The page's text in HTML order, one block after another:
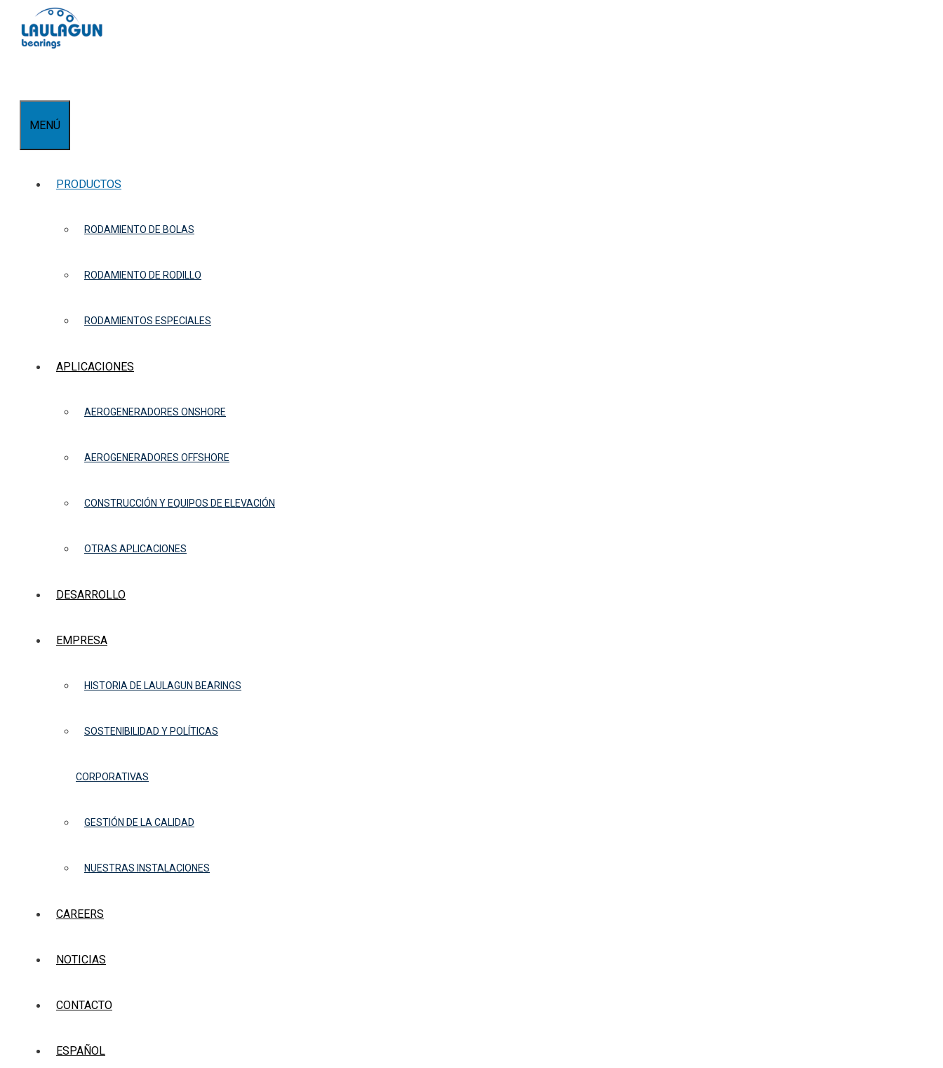
contenido
MENÚ
PRODUCTOS
RODAMIENTO DE BOLAS
RODAMIENTO DE RODILLO
RODAMIENTOS ESPECIALES
APLICACIONES
AEROGENERADORES ONSHORE
AEROGENERADORES OFFSHORE
CONSTRUCCIÓN Y EQUIPOS DE ELEVACIÓN
OTRAS APLICACIONES
DESARROLLO
EMPRESA
HISTORIA DE LAULAGUN BEARINGS
SOSTENIBILIDAD Y POLÍTICAS
CORPORATIVAS
GESTIÓN DE LA CALIDAD
NUESTRAS INSTALACIONES
CAREERS
NOTICIAS
CONTACTO
ESPAÑOL